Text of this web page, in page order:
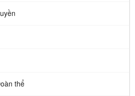
thể